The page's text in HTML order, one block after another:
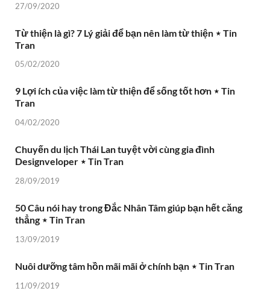
27/09/2020
Từ thiện là gì? 7 Lý giải để bạn nên làm từ thiện ⋆ Tin
Tran
05/02/2020
9 Lợi ích của việc làm từ thiện để sống tốt hơn ⋆ Tin
Tran
04/02/2020
Chuyến du lịch Thái Lan tuyệt vời cùng gia đình
Designveloper ⋆ Tin Tran
28/09/2019
50 Câu nói hay trong Đắc Nhân Tâm giúp bạn hết căng
thẳng ⋆ Tin Tran
13/09/2019
Nuôi dưỡng tâm hồn mãi mãi ở chính bạn ⋆ Tin Tran
11/09/2019